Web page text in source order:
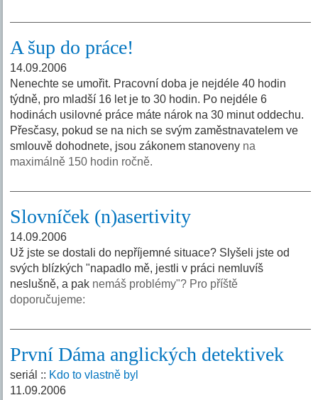
A šup do práce!
14.09.2006
Nenechte se umořit. Pracovní doba je nejdéle 40 hodin
týdně, pro mladší 16 let je to 30 hodin. Po nejdéle 6
hodinách usilovné práce máte nárok na 30 minut oddechu.
Přesčasy, pokud se na nich se svým zaměstnavatelem ve
smlouvě dohodnete, jsou zákonem stanoveny na
maximálně 150 hodin ročně.
Slovníček (n)asertivity
14.09.2006
Už jste se dostali do nepříjemné situace? Slyšeli jste od
svých blízkých "napadlo mě, jestli v práci nemluvíš
neslušně, a pak nemáš problémy"? Pro příště
doporučujeme:
První Dáma anglických detektivek
seriál :: Kdo to vlastně byl
11.09.2006